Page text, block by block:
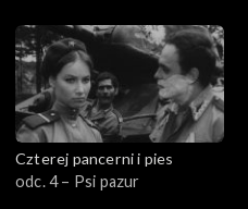
Czterej pancerni i pies
odc. 4 – Psi pazur